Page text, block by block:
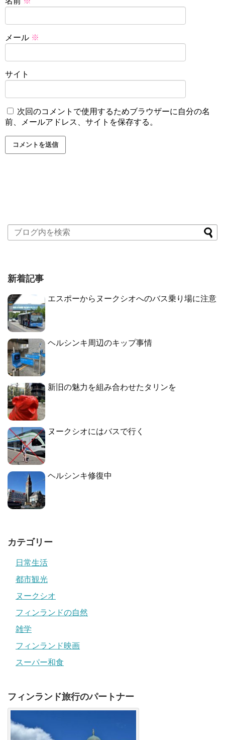
メール ※
サイト
次回のコメントで使用するためブラウザーに自分の名
前、メールアドレス、サイトを保存する。
新着記事
エスポーからヌークシオへのバス乗り場に注意
ヘルシンキ周辺のキップ事情
新旧の魅力を組み合わせたタリンを
ヌークシオにはバスで行く
ヘルシンキ修復中
カテゴリー
日常生活
都市観光
ヌークシオ
フィンランドの自然
雑学
フィンランド映画
スーパー和食
フィンランド旅行のパートナー